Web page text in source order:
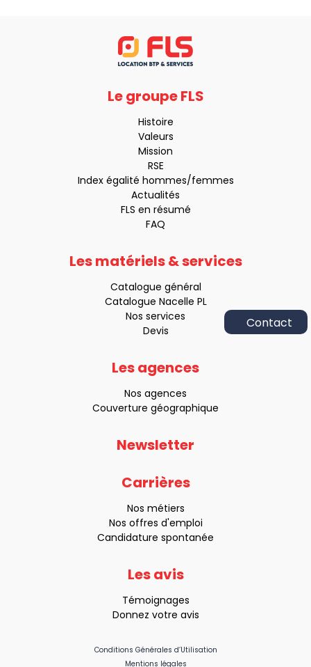
Le groupe FLS
Histoire
Valeurs
Mission
RSE
Index égalité hommes/femmes
Actualités
FLS en résumé
FAQ
Les matériels & services
Catalogue général
Catalogue Nacelle PL
Nos services
Devis
Les agences
Nos agences
Couverture géographique
Newsletter
Carrières
Nos métiers
Nos offres d'emploi
Candidature spontanée
Les avis
Témoignages
Donnez votre avis
Conditions Générales d’Utilisation
Mentions légales
Appelez-